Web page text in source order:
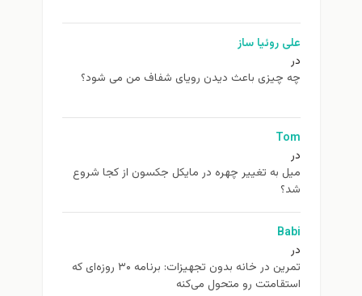
چیزی باعث دیدن رویای شفاف من می شود؟
به تغيير چهره در مایکل جکسون از كجا شروع
تمرین در خانه بدون تجهیزات: برنامه ۳۰ روزه‌ای که
رو متحول می‌کنه